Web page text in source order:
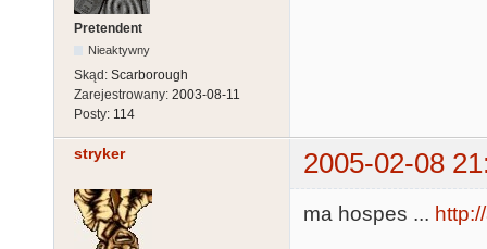
Pretendent
Nieaktywny
Skąd: Scarborough
Zarejestrowany: 2003-08-11
Posty: 114
stryker 2005-02-08
ma hospes ...